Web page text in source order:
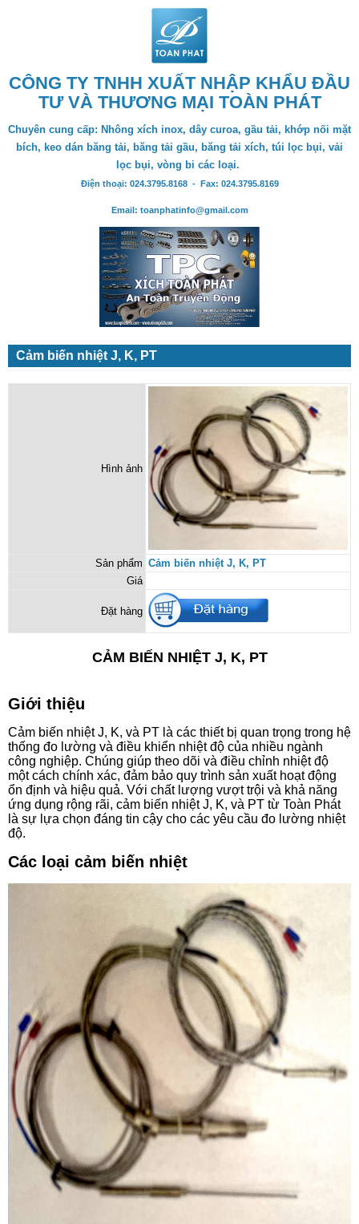
CÔNG TY TNHH XUẤT NHẬP KHẨU ĐẦU
TƯ VÀ THƯƠNG MẠI TOÀN PHÁT
Chuyên cung cấp: Nhông xích inox, dây curoa, gầu tải, khớp nối mặt
bích, keo dán băng tải, băng tải gầu, băng tải xích, túi lọc bụi, vải
lọc bụi, vòng bi các loại.
Điện thoại: 024.3795.8168 - Fax: 024.3795.8169
Email: toanphatinfo@gmail.com
Cảm biến nhiệt J, K, PT
Hình ảnh
Sản phẩm Cảm biến nhiệt J, K, PT
Giá
Đặt hàng
CẢM BIẾN NHIỆT J, K, PT
Giới thiệu
Cảm biến nhiệt J, K, và PT là các thiết bị quan trọng trong hệ
thống đo lường và điều khiển nhiệt độ của nhiều ngành
công nghiệp. Chúng giúp theo dõi và điều chỉnh nhiệt độ
một cách chính xác, đảm bảo quy trình sản xuất hoạt động
ổn định và hiệu quả. Với chất lượng vượt trội và khả năng
ứng dụng rộng rãi, cảm biến nhiệt J, K, và PT từ Toàn Phát
là sự lựa chọn đáng tin cậy cho các yêu cầu đo lường nhiệt
độ.
Các loại cảm biến nhiệt